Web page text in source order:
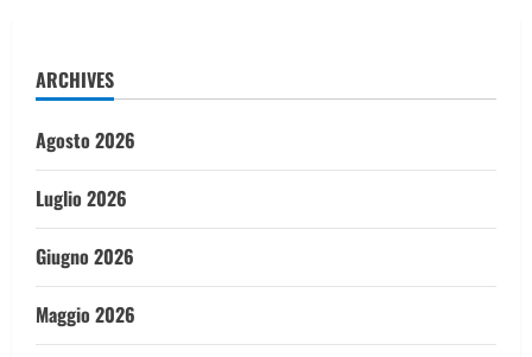
ARCHIVES
Agosto 2026
Luglio 2026
Giugno 2026
Maggio 2026